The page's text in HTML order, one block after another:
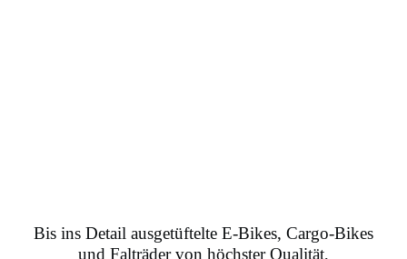
Bis ins Detail ausgetüftelte E-Bikes, Cargo-Bikes
und Falträder von höchster Qualität,